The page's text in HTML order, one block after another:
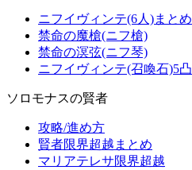
ニフイヴィンテ(6人)まとめ
禁命の魔槍(ニフ槍)
禁命の溟弦(ニフ琴)
ニフイヴィンテ(召喚石)5凸
ソロモナスの賢者
攻略/進め方
賢者限界超越まとめ
マリアテレサ限界超越